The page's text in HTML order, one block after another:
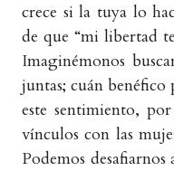
crece si la tuya lo
de que “mi libertad
Imaginémonos
juntas; cuán
este sentimiento,
vínculos con las
Podemos